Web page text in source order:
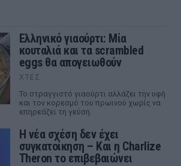
Ελληνικό γιαούρτι: Μία
κουταλιά και τα scrambled
eggs θα απογειωθούν
ΧΤΕΣ
Το στραγγιστό γιαούρτι αλλάζει την υφή
και τον κορεσμό του πρωινού χωρίς να
επηρεάζει τη γεύση.
Η νέα σχέση δεν έχει
συγκατοίκηση – Και η Charlize
Theron το επιβεβαιώνει